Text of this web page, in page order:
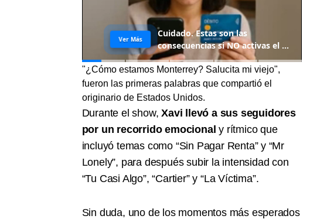
"¿Cómo estamos Monterrey? Salucita mi viejo",
fueron las primeras palabras que compartió el
originario de Estados Unidos.
Durante el show,Xavi llevó a sus seguidores
por un recorrido emocional y rítmico que
incluyó temas como “Sin Pagar Renta” y “Mr
Lonely”, para después subir la intensidad con
“Tu Casi Algo”, “Cartier” y “La Víctima”.
Sin duda, uno de los momentos más esperados